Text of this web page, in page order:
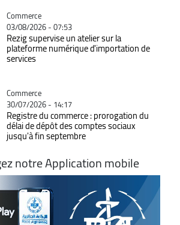
Catégorie
Commerce
03/08/2026 - 07:53
Rezig supervise un atelier sur la
plateforme numérique d'importation de
services
Catégorie
Commerce
30/07/2026 - 14:17
Registre du commerce : prorogation du
délai de dépôt des comptes sociaux
jusqu'à fin septembre
notre Application mobile